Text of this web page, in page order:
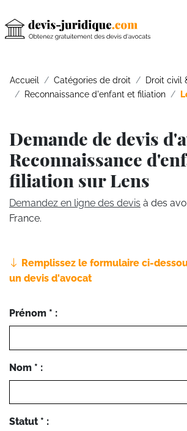
Accueil Catégories de droit
Droit civil
Reconnaissance d'enfant et filiation
Demande de devis
Reconnaissance
filiation sur Lens
Demandez en ligne des devis à des
France.
Remplissez le formulaire ci-
un devis d'avocat
Prénom * :
Nom * :
Statut * :